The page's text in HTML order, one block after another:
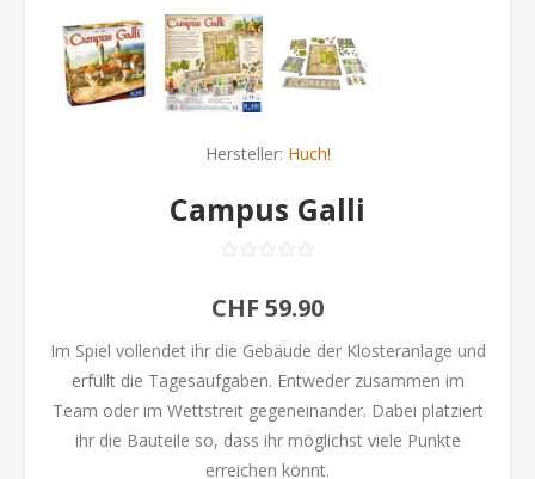
Hersteller: Huch!
Campus Galli
CHF 59.90
Im Spiel vollendet ihr die Gebäude der Klosteranlage und
erfüllt die Tagesaufgaben. Entweder zusammen im
Team oder im Wettstreit gegeneinander. Dabei platziert
ihr die Bauteile so, dass ihr möglichst viele Punkte
erreichen könnt.